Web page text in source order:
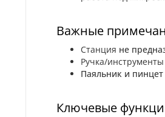
Важные
Станция не
Ручка/
Паяльник и
Ключевые